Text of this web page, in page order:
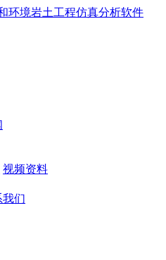
视频资料
我们